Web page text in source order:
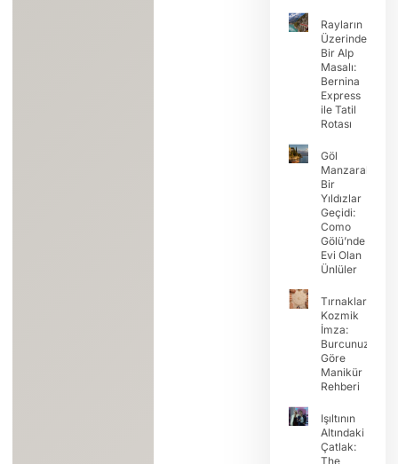
Rayların
Üzerinde
Bir Alp
Masalı:
Bernina
Express
ile Tatil
Rotası
Göl
Manzaralı
Bir
Yıldızlar
Geçidi:
Como
Gölü’nde
Evi Olan
Ünlüler
Tırnaklarda
Kozmik
İmza:
Burcunuza
Göre
Manikür
Rehberi
Işıltının
Altındaki
Çatlak:
The